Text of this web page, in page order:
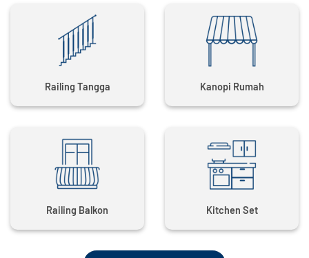
Railing Tangga Kanopi Rumah
Railing Balkon Kitchen Set